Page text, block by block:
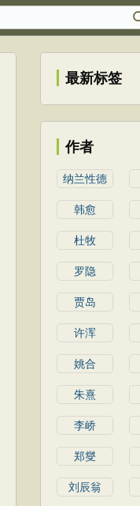
最新标签
作者
纳兰性德
韩愈
杜牧
罗隐
贾岛
许浑
姚合
朱熹
李峤
郑燮
刘辰翁